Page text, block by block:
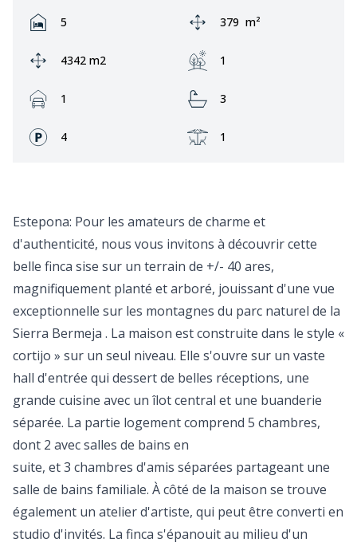
Rooms:
5 Zone:
379 m²
Ground area:
4342 m2 Jardin:
1
Garage:
1 Bathrooms:
3
Façades:
4 Terrasse:
1
Estepona: Pour les amateurs de charme et
d'authenticité, nous vous invitons à découvrir cette
belle finca sise sur un terrain de +/- 40 ares,
magnifiquement planté et arboré, jouissant d'une vue
exceptionnelle sur les montagnes du parc naturel de la
Sierra Bermeja . La maison est construite dans le style «
cortijo » sur un seul niveau. Elle s'ouvre sur un vaste
hall d'entrée qui dessert de belles réceptions, une
grande cuisine avec un îlot central et une buanderie
séparée. La partie logement comprend 5 chambres,
dont 2 avec salles de bains en
suite, et 3 chambres d'amis séparées partageant une
salle de bains familiale. À côté de la maison se trouve
également un atelier d'artiste, qui peut être converti en
studio d'invités. La finca s'épanouit au milieu d'un